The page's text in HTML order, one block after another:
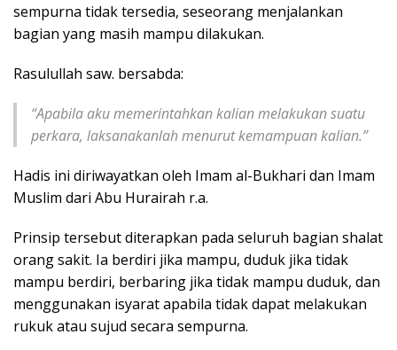
sempurna tidak tersedia, seseorang menjalankan
bagian yang masih mampu dilakukan.
Rasulullah saw. bersabda:
“Apabila aku memerintahkan kalian melakukan suatu
perkara, laksanakanlah menurut kemampuan kalian.”
Hadis ini diriwayatkan oleh Imam al-Bukhari dan Imam
Muslim dari Abu Hurairah r.a.
Prinsip tersebut diterapkan pada seluruh bagian shalat
orang sakit. Ia berdiri jika mampu, duduk jika tidak
mampu berdiri, berbaring jika tidak mampu duduk, dan
menggunakan isyarat apabila tidak dapat melakukan
rukuk atau sujud secara sempurna.